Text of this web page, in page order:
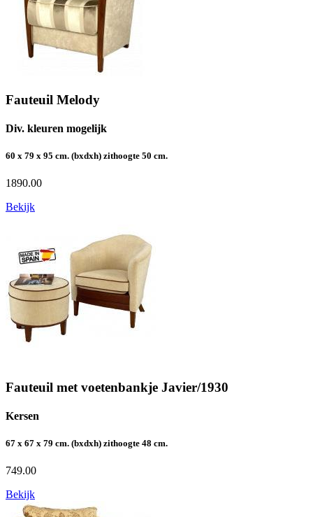
Fauteuil Melody
Div. kleuren mogelijk
60 x 79 x 95 cm. (bxdxh) zithoogte 50 cm.
1890.00
Bekijk
Fauteuil met voetenbankje Javier/1930
Kersen
67 x 67 x 79 cm. (bxdxh) zithoogte 48 cm.
749.00
Bekijk